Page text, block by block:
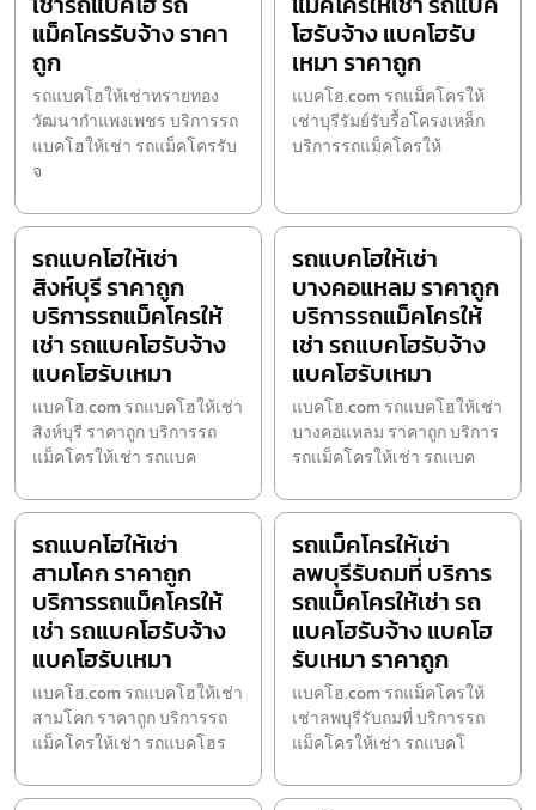
แม็คโครรับจ้าง ราคา
ถูก
รถแบคโฮให้เช่าทรายทอง
วัฒนากำแพงเพชร บริการรถ
แบคโฮให้เช่า รถแม็คโครรับ
จ
โฮรับจ้าง แบคโฮรับ
เหมา ราคาถูก
แบคโฮ.com รถแม็คโครให้
เช่าบุรีรัมย์รับรื้อโครงเหล็ก
บริการรถแม็คโครให้
รถแบคโฮให้เช่า
สิงห์บุรี ราคาถูก
บริการรถแม็คโครให้
เช่า รถแบคโฮรับจ้าง
แบคโฮรับเหมา
แบคโฮ.com รถแบคโฮให้เช่า
สิงห์บุรี ราคาถูก บริการรถ
แม็คโครให้เช่า รถแบค
รถแบคโฮให้เช่า
บางคอแหลม ราคาถูก
บริการรถแม็คโครให้
เช่า รถแบคโฮรับจ้าง
แบคโฮรับเหมา
แบคโฮ.com รถแบคโฮให้เช่า
บางคอแหลม ราคาถูก บริการ
รถแม็คโครให้เช่า รถแบค
รถแบคโฮให้เช่า
สามโคก ราคาถูก
บริการรถแม็คโครให้
เช่า รถแบคโฮรับจ้าง
แบคโฮรับเหมา
แบคโฮ.com รถแบคโฮให้เช่า
สามโคก ราคาถูก บริการรถ
แม็คโครให้เช่า รถแบคโฮร
รถแม็คโครให้เช่า
ลพบุรีรับถมที่ บริการ
รถแม็คโครให้เช่า รถ
แบคโฮรับจ้าง แบคโฮ
รับเหมา ราคาถูก
แบคโฮ.com รถแม็คโครให้
เช่าลพบุรีรับถมที่ บริการรถ
แม็คโครให้เช่า รถแบคโ